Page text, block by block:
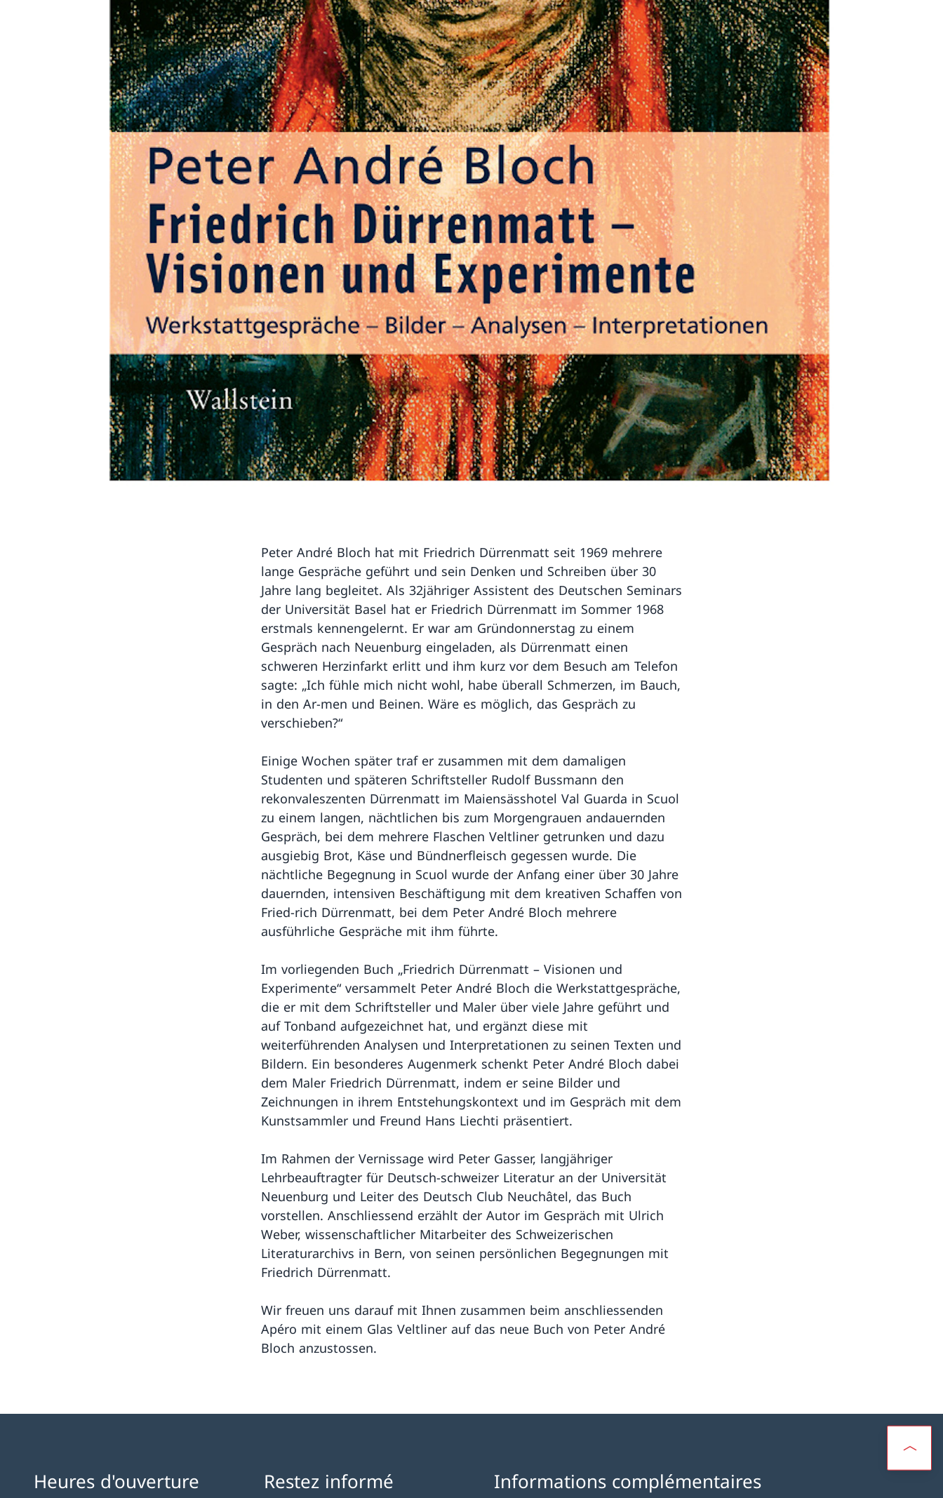
Peter André Bloch hat mit Friedrich Dürrenmatt seit 1969 mehrere
lange Gespräche geführt und sein Denken und Schreiben über 30
Jahre lang begleitet. Als 32jähriger Assistent des Deutschen Seminars
der Universität Basel hat er Friedrich Dürrenmatt im Sommer 1968
erstmals kennengelernt. Er war am Gründonnerstag zu einem
Gespräch nach Neuenburg eingeladen, als Dürrenmatt einen
schweren Herzinfarkt erlitt und ihm kurz vor dem Besuch am Telefon
sagte: „Ich fühle mich nicht wohl, habe überall Schmerzen, im Bauch,
in den Ar-men und Beinen. Wäre es möglich, das Gespräch zu
verschieben?“
Einige Wochen später traf er zusammen mit dem damaligen
Studenten und späteren Schriftsteller Rudolf Bussmann den
rekonvaleszenten Dürrenmatt im Maiensässhotel Val Guarda in Scuol
zu einem langen, nächtlichen bis zum Morgengrauen andauernden
Gespräch, bei dem mehrere Flaschen Veltliner getrunken und dazu
ausgiebig Brot, Käse und Bündnerfleisch gegessen wurde. Die
nächtliche Begegnung in Scuol wurde der Anfang einer über 30 Jahre
dauernden, intensiven Beschäftigung mit dem kreativen Schaffen von
Fried-rich Dürrenmatt, bei dem Peter André Bloch mehrere
ausführliche Gespräche mit ihm führte.
Im vorliegenden Buch „Friedrich Dürrenmatt – Visionen und
Experimente“ versammelt Peter André Bloch die Werkstattgespräche,
die er mit dem Schriftsteller und Maler über viele Jahre geführt und
auf Tonband aufgezeichnet hat, und ergänzt diese mit
weiterführenden Analysen und Interpretationen zu seinen Texten und
Bildern. Ein besonderes Augenmerk schenkt Peter André Bloch dabei
dem Maler Friedrich Dürrenmatt, indem er seine Bilder und
Zeichnungen in ihrem Entstehungskontext und im Gespräch mit dem
Kunstsammler und Freund Hans Liechti präsentiert.
Im Rahmen der Vernissage wird Peter Gasser, langjähriger
Lehrbeauftragter für Deutsch-schweizer Literatur an der Universität
Neuenburg und Leiter des Deutsch Club Neuchâtel, das Buch
vorstellen. Anschliessend erzählt der Autor im Gespräch mit Ulrich
Weber, wissenschaftlicher Mitarbeiter des Schweizerischen
Literaturarchivs in Bern, von seinen persönlichen Begegnungen mit
Friedrich Dürrenmatt.
Wir freuen uns darauf mit Ihnen zusammen beim anschliessenden
Apéro mit einem Glas Veltliner auf das neue Buch von Peter André
Bloch anzustossen.
Heures d'ouverture Restez informé Informations complémentaires